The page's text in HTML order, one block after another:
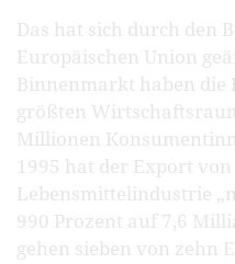
Das hat sich durch den
Europäischen Union
Binnenmarkt haben die
größten
Millionen
1995 hat der Export
Lebensmittelindustrie
990 Prozent auf 7,6
gehen sieben von zehn